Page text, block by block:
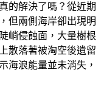
的解決了嗎？從近期
但兩側海岸卻出現明
峭侵蝕面，大量樹根
散落著被淘空後遺留
海浪能量並未消失，